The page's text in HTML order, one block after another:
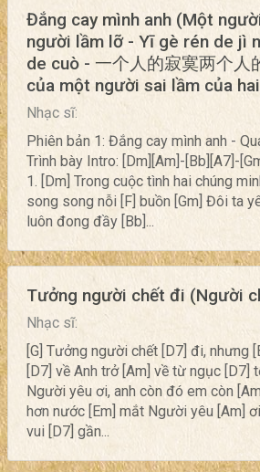
Đắng cay mình anh (Một
người lầm lỡ - Yī gè rén de jì
de cuò - 一个人的寂寞两个人
của một người sai lầm của
Nhạc sĩ:
Phiên bản 1: Đắng cay mình anh -
Trình bày Intro: [Dm][Am]-[Bb][A7]-
1. [Dm] Trong cuộc tình hai chúng
song song nỗi [F] buồn [Gm] Đôi ta
luôn đong đầy [Bb]...
Tưởng người chết đi (Người
Nhạc sĩ:
[G] Tưởng người chết [D7] đi, nhưng
[D7] về Anh trở [Am] về từ ngục [D7]
Người yêu ơi, anh còn đó em còn
hơn nước [Em] mắt Người yêu [Am]
vui [D7] gần...